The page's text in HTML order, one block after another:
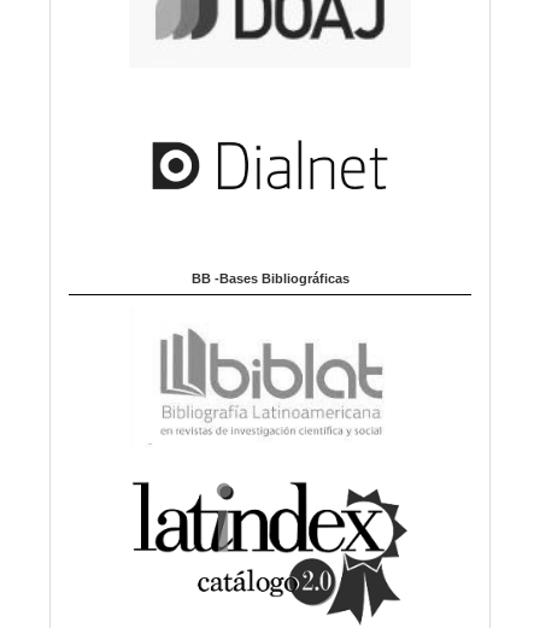
BB -Bases Bibliográficas